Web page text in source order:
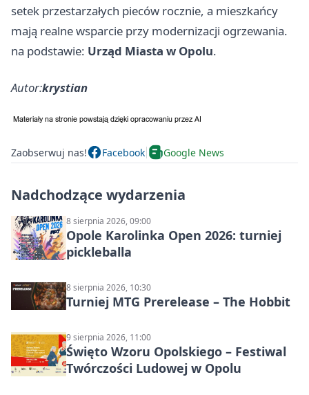
setek przestarzałych pieców rocznie, a mieszkańcy
mają realne wsparcie przy modernizacji ogrzewania.
na podstawie: Urząd Miasta w Opolu.
Autor:krystian
Zaobserwuj nas! Facebook Google News
Nadchodzące wydarzenia
8 sierpnia 2026, 09:00
Opole Karolinka Open 2026: turniej
pickleballa
8 sierpnia 2026, 10:30
Turniej MTG Prerelease – The Hobbit
9 sierpnia 2026, 11:00
Święto Wzoru Opolskiego – Festiwal
Twórczości Ludowej w Opolu